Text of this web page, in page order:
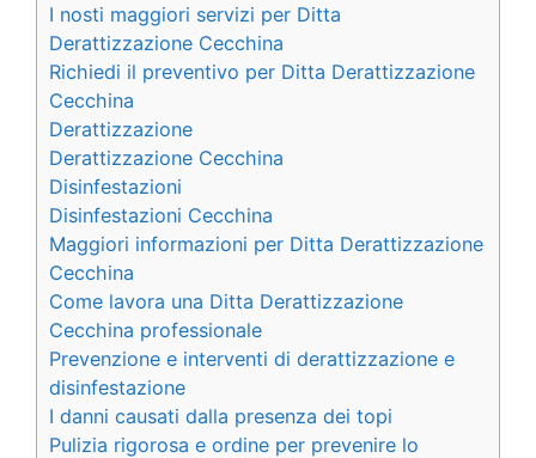
I nosti maggiori servizi per Ditta
Derattizzazione Cecchina
Richiedi il preventivo per Ditta Derattizzazione
Cecchina
Derattizzazione
Derattizzazione Cecchina
Disinfestazioni
Disinfestazioni Cecchina
Maggiori informazioni per Ditta Derattizzazione
Cecchina
Come lavora una Ditta Derattizzazione
Cecchina professionale
Prevenzione e interventi di derattizzazione e
disinfestazione
I danni causati dalla presenza dei topi
Pulizia rigorosa e ordine per prevenire lo